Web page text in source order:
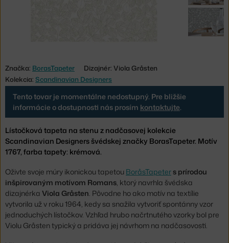
Značka: BorasTapeter
Dizajnér: Viola Gråsten
Kolekcia: Scandinavian Designers
Tento tovar je momentálne nedostupný. Pre bližšie
informácie o dostupnosti nás prosím kontaktujte.
Lístočková tapeta na stenu z nadčasovej kolekcie
Scandinavian Designers švédskej značky BorasTapeter. Motív
1767, farba tapety: krémová.
Oživte svoje múry ikonickou tapetou BoråsTapeter s prírodou
inšpirovaným motívom Romans, ktorý navrhla švédska
dizajnérka Viola Gråsten. Pôvodne ho ako motív na textílie
vytvorila už v roku 1964, kedy sa snažila vytvoriť spontánny vzor
jednoduchých lístočkov. Vzhľad hrubo načrtnutého vzorky bol pre
Violu Gråsten typický a pridáva jej návrhom na nadčasovosti.